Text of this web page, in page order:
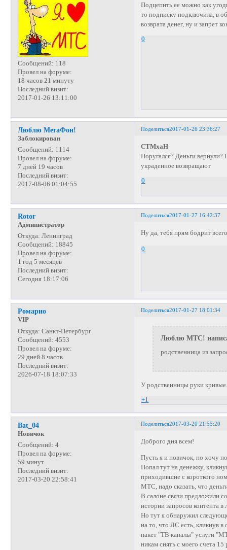
Сообщений: 118
Провел на форуме:
18 часов 21 минуту
Последний визит:
2017-01-26 13:11:00
Подцепить ее можно как
то подписку подключила, в
возврата денег, ну и запрет
0
Поделиться2017-01-26 23:36:27
Люблю МегаФон!
Заблокирован
Сообщений: 1114
Провел на форуме:
7 дней 19 часов
Последний визит:
2017-08-06 01:04:55
СТМхаН
Поругался? Деньги
украденное возвращают
0
Поделиться2017-01-27 16:42:37
Rotor
Администратор
Откуда: Ленинград
Сообщений: 18845
Провел на форуме:
1 год 5 месяцев
Последний визит:
Сегодня 18:17:06
Ну да, тебя прям бодрит
0
Поделиться2017-01-27 18:01:34
Ромарио
VIP
Откуда: Санкт-Петербург
Сообщений: 4553
Провел на форуме:
29 дней 8 часов
Последний визит:
2026-07-18 18:07:33
Люблю МТС!
родственница из
У родственницы руки
+1
Поделиться2017-03-20 21:55:20
Bat_04
Новичок
Сообщений: 4
Провел на форуме:
59 минут
Последний визит:
2017-03-20 22:58:41
Доброго дня всем!
Пусть я и новичок, но хочу
Попал тут на денежку,
приходившие с короткого
МТС, надо сказать, что
В салоне связи предложили
истории запросов контента в
Но тут я обнаружил
на то, что ЛС есть, кликнув
пакет "ТВ каналы" услуги
никам снять с моего счета